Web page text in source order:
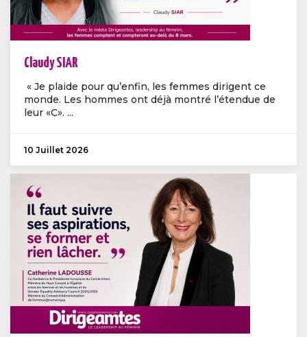
Claudy SIAR
« Je plaide pour qu’enfin, les femmes dirigent ce
monde. Les hommes ont déjà montré l’étendue de
leur «C». ...
10 Juillet 2026